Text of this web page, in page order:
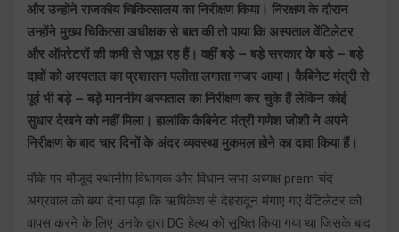
और उन्होंने राजकीय चिकित्सालय का निरीक्षण किया। निरक्षण के दौरान
उन्होंने मुख्य चिकित्सा अधीक्षक से बात की तो पाया कि अस्पताल वेंटिलेटर
और ऑपरेटरों की कमी से जूझ रह हैं। वहीं बड़े – बड़े सरकार के बड़े – बड़े
दावों को अस्पताल का प्रशासन पलीता लगाता नजर आया। कैबिनेट मंत्री से
पूर्व भी बड़े – बड़े माननीय अस्पताल का निरीक्षण कर चुके हैं लेकिन कोई
सुधार देखने को नहीं मिला। हालांकि कैबिनेट मंत्री गणेश जोशी ने अपने
निरीक्षण के बाद चार दिनों के अंदर व्यवस्था मुकमल होने का दावा किया हैं।
मौके पर मौजूद स्थानीय विधायक और विधान सभा अध्यक्ष prem चंद
अग्रवाल को बयां देना पड़ा कि ऋषिकेश से देहरादून मंगाए गए वेंटिलेटर को
वापस करने के लिए उनके द्वारा DG हेल्थ को सूचित किया गया था जिसके बाद